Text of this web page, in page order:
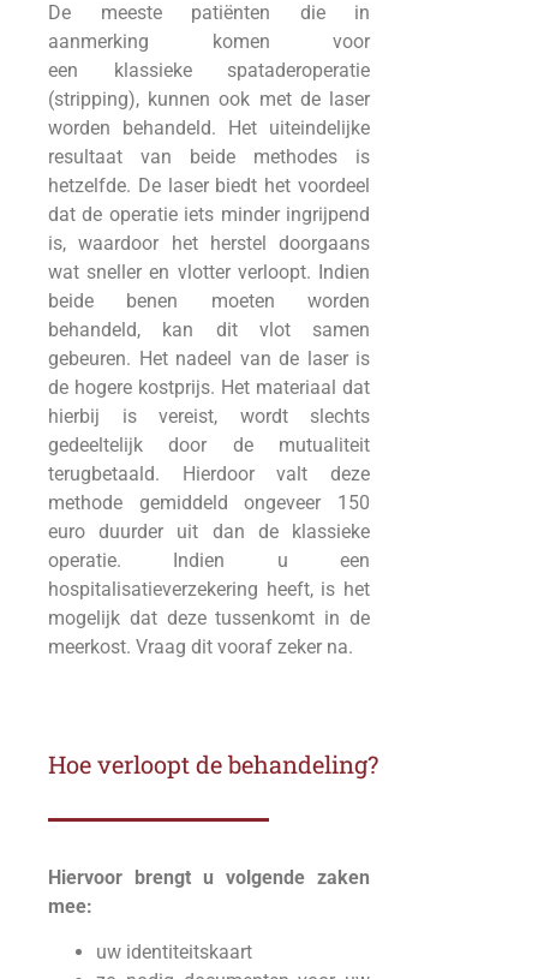
De meeste patiënten die in
aanmerking komen voor
een klassieke spataderoperatie
(stripping), kunnen ook met de laser
worden behandeld. Het uiteindelijke
resultaat van beide methodes is
hetzelfde. De laser biedt het voordeel
dat de operatie iets minder ingrijpend
is, waardoor het herstel doorgaans
wat sneller en vlotter verloopt. Indien
beide benen moeten worden
behandeld, kan dit vlot samen
gebeuren. Het nadeel van de laser is
de hogere kostprijs. Het materiaal dat
hierbij is vereist, wordt slechts
gedeeltelijk door de mutualiteit
terugbetaald. Hierdoor valt deze
methode gemiddeld ongeveer 150
euro duurder uit dan de klassieke
operatie. Indien u een
hospitalisatieverzekering heeft, is het
mogelijk dat deze tussenkomt in de
meerkost. Vraag dit vooraf zeker na.
Hoe verloopt de behandeling?
Hiervoor brengt u volgende zaken
mee:
uw identiteitskaart